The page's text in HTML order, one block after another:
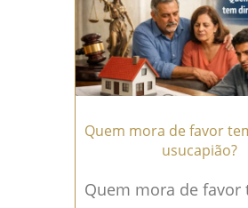
e muitas vezes
sequelas
mais →
Quem mora de favor
usucapião?
Quem mora de favor